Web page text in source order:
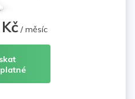
/ měsíc